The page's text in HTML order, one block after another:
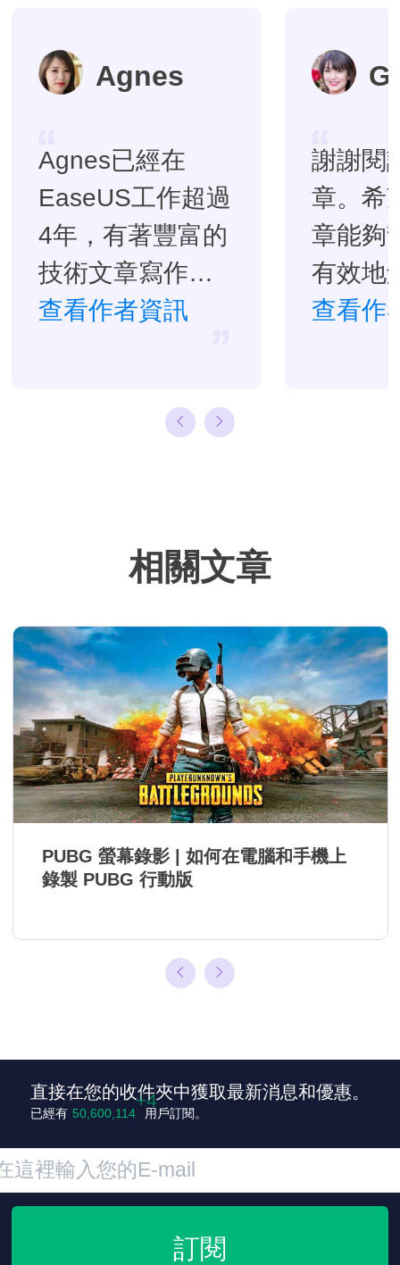
Agnes
Agnes已經在
EaseUS工作超過
4年，有著豐富的
技術文章寫作經
驗。目前，寫過
理或備份還原相
查看作者資訊
謝謝閱
章。希
章能夠
有效地
題。…
查看作
相關文章
PUBG 螢幕錄影 | 如何在電腦和手機上
錄製 PUBG 行動版
直接在您的收件夾中獲取最新消息和優惠。
已經有 50,600,118 用戶訂閱。
訂閱
+4